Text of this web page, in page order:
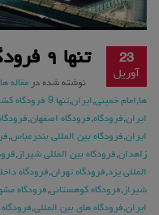
23
آوریل
تنها ۹ فرودگاه کشور بین المللی است
نوشته شده در مقاله ها
ها,امام خمینی,ایران,تنها 9 فرودگاه کشور بین المللی است
ایران,فرودگاه,فرودگاه اصفهان,
ایران,فرودگاه بین المللی بندرعباس,
زاهدان,فرودگاه بین المللی شیراز ,
المللی یزد,فرودگاه تهران,فرودگاه
شیراز ,فرودگاه کوهستانی,فرودگاه
ایران,فرودگاه های بین المللی,